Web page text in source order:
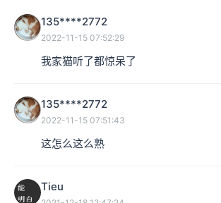
135****2772
2022-11-15 07:52:29
我家猫听了都惊呆了
135****2772
2022-11-15 07:51:43
这怎么这么熟
Tieu